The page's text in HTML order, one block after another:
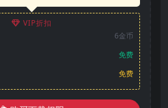
VIP折扣
6金币
免费
免费